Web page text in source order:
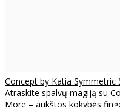
Concept by Katia
Atraskite spalvų magiją su
More – aukštos kokybės